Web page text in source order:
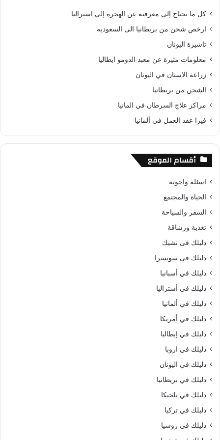
كل ما تحتاج إلى معرفته عن الهجرة إلى استراليا
ارخص شحن من بريطانيا الى السعوديه
تاشيرة اليونان
معلومات مثيرة عن معبد الدومو ايطاليا
زراعة الاسنان في اليونان
الشحن من بريطانيا
مراكز علاج السرطان في المانيا
فيزا عقد العمل في ألمانيا
أقسام الموقع
اسئلة واجوبة
الحياة والمجتمع
السفر والسياحة
تغذية ورشاقة
دليلك فى تشيك
دليلك فى سويسرا
دليلك في أسبانيا
دليلك في أستراليا
دليلك في ألمانيا
دليلك في أمريكا
دليلك في إيطاليا
دليلك في اروبا
دليلك في اليونان
دليلك في بريطانيا
دليلك في بلجيكا
دليلك في تركيا
دليلك في روسيا